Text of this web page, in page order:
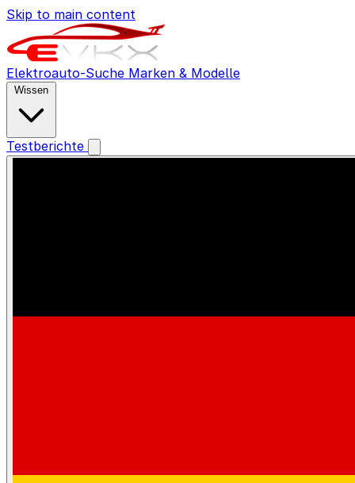
Skip to main content
Elektroauto-Suche Marken & Modelle
Wissen
Testberichte